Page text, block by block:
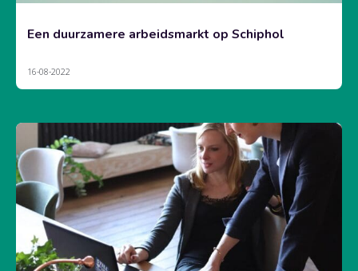
Een duurzamere arbeidsmarkt op Schiphol
16-08-2022